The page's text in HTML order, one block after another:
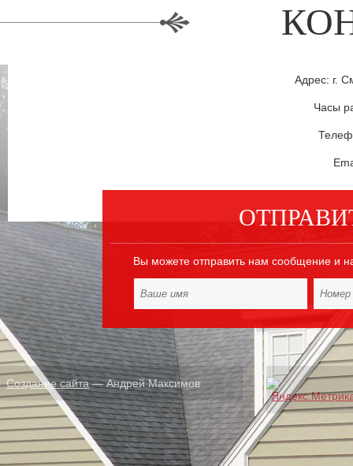
Адрес: г.
Часы
Вы можете отправить нам сообщение и
Создание сайта— Андрей Максимов